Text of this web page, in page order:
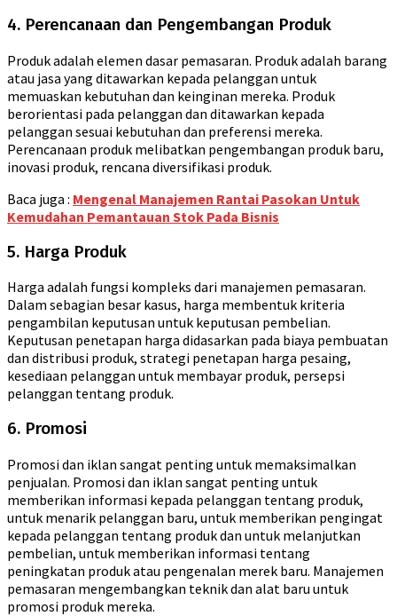
4. Perencanaan dan Pengembangan Produk
Produk adalah elemen dasar pemasaran. Produk adalah barang
atau jasa yang ditawarkan kepada pelanggan untuk
memuaskan kebutuhan dan keinginan mereka. Produk
berorientasi pada pelanggan dan ditawarkan kepada
pelanggan sesuai kebutuhan dan preferensi mereka.
Perencanaan produk melibatkan pengembangan produk baru,
inovasi produk, rencana diversifikasi produk.
Baca juga : Mengenal Manajemen Rantai Pasokan Untuk
Kemudahan Pemantauan Stok Pada Bisnis
5. Harga Produk
Harga adalah fungsi kompleks dari manajemen pemasaran.
Dalam sebagian besar kasus, harga membentuk kriteria
pengambilan keputusan untuk keputusan pembelian.
Keputusan penetapan harga didasarkan pada biaya pembuatan
dan distribusi produk, strategi penetapan harga pesaing,
kesediaan pelanggan untuk membayar produk, persepsi
pelanggan tentang produk.
6. Promosi
Promosi dan iklan sangat penting untuk memaksimalkan
penjualan. Promosi dan iklan sangat penting untuk
memberikan informasi kepada pelanggan tentang produk,
untuk menarik pelanggan baru, untuk memberikan pengingat
kepada pelanggan tentang produk dan untuk melanjutkan
pembelian, untuk memberikan informasi tentang
peningkatan produk atau pengenalan merek baru. Manajemen
pemasaran mengembangkan teknik dan alat baru untuk
promosi produk mereka.